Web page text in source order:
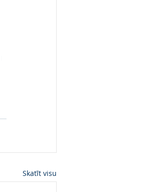
Skatīt visu